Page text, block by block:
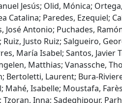
Jesús; Olid, Mónica;
Catalina; Paredes, Ezequiel;
Antonio; Puchades,
Justo Ruiz; Salgueiro,
María Isabel; Santos,
Matthias; Vanassche,
Bertoletti, Laurent; Bura-
Mahé, Isabelle; Moustafa,
Inna; Sadeghipour,